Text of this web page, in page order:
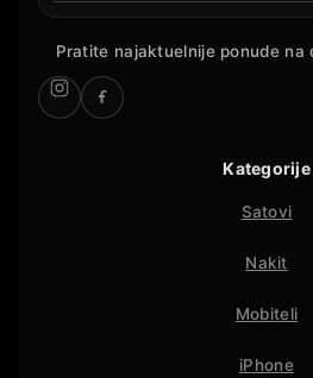
Pratite najaktuelnije ponude na
Kategorije
Satovi
Nakit
Mobiteli
iPhone